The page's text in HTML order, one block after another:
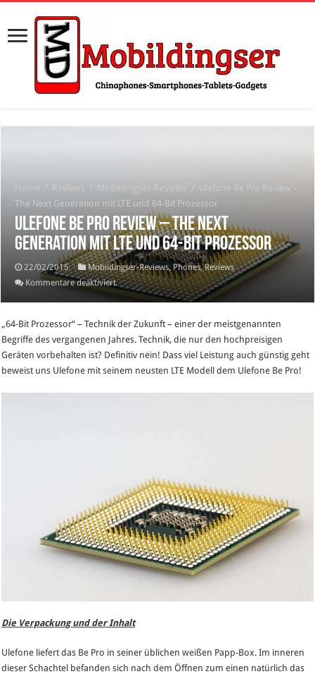
Home / Reviews / Mobildingser-Reviews /
Ulefone Be Pro Review –
The Next Generation mit LTE und 64-Bit Prozessor
Ulefone Be Pro Review – The Next
Generation mit LTE und 64-Bit Prozessor
22/02/2015 Mobildingser-Reviews, Phones,Reviews
Kommentare deaktiviertfür
Pro
Review
–
The
Next
Prozessor
„64-Bit Prozessor“ – Technik der Zukunft – einer der meistgenannten
Begriffe des vergangenen Jahres. Technik, die nur den hochpreisigen
Geräten vorbehalten ist? Definitiv nein! Dass viel Leistung auch günstig geht
beweist uns Ulefone mit seinem neusten LTE Modell dem Ulefone Be Pro!
Die Verpackung und der Inhalt
Ulefone liefert das Be Pro in seiner üblichen weißen Papp-Box. Im inneren
dieser Schachtel befanden sich nach dem Öffnen zum einen natürlich das